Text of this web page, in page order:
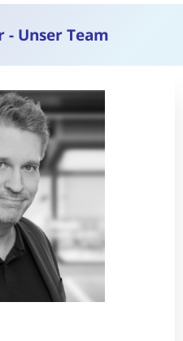
Unser Team